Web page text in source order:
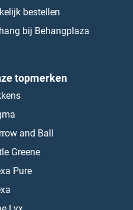
bestellen
bij Behangplaza
topmerken
and Ball
Greene
Pure